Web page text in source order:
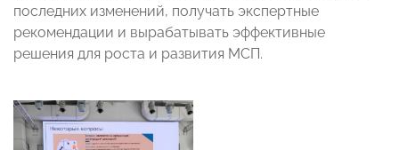
последних изменений, получать экспертные
рекомендации и вырабатывать эффективные
решения для роста и развития МСП.